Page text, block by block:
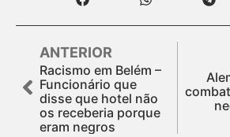
ANTERIOR
Racismo em Belém –
Funcionário que
disse que hotel não
os receberia porque
eram negros